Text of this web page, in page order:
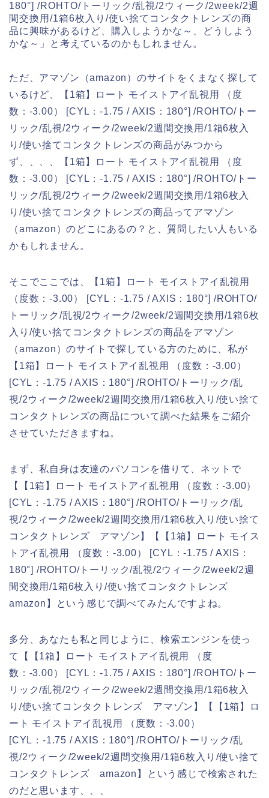
180°] /ROHTO/トーリック/乱視/2ウィーク/2week/2週
間交換用/1箱6枚入り/使い捨てコンタクトレンズの商
品に興味があるけど、購入しようかな～、どうしよう
かな～」と考えているのかもしれません。
ただ、アマゾン（amazon）のサイトをくまなく探して
いるけど、【1箱】ロート モイストアイ乱視用 （度
数：-3.00） [CYL：-1.75 / AXIS：180°] /ROHTO/トー
リック/乱視/2ウィーク/2week/2週間交換用/1箱6枚入
り/使い捨てコンタクトレンズの商品がみつから
ず、、、、【1箱】ロート モイストアイ乱視用 （度
数：-3.00） [CYL：-1.75 / AXIS：180°] /ROHTO/トー
リック/乱視/2ウィーク/2week/2週間交換用/1箱6枚入
り/使い捨てコンタクトレンズの商品ってアマゾン
（amazon）のどこにあるの？と、質問したい人もいる
かもしれません。
そこでここでは、【1箱】ロート モイストアイ乱視用
（度数：-3.00） [CYL：-1.75 / AXIS：180°] /ROHTO/
トーリック/乱視/2ウィーク/2week/2週間交換用/1箱6枚
入り/使い捨てコンタクトレンズの商品をアマゾン
（amazon）のサイトで探している方のために、私が
【1箱】ロート モイストアイ乱視用 （度数：-3.00）
[CYL：-1.75 / AXIS：180°] /ROHTO/トーリック/乱
視/2ウィーク/2week/2週間交換用/1箱6枚入り/使い捨て
コンタクトレンズの商品について調べた結果をご紹介
させていただきますね。
まず、私自身は友達のパソコンを借りて、ネットで
【【1箱】ロート モイストアイ乱視用 （度数：-3.00）
[CYL：-1.75 / AXIS：180°] /ROHTO/トーリック/乱
視/2ウィーク/2week/2週間交換用/1箱6枚入り/使い捨て
コンタクトレンズ アマゾン】【【1箱】ロート モイス
トアイ乱視用 （度数：-3.00） [CYL：-1.75 / AXIS：
180°] /ROHTO/トーリック/乱視/2ウィーク/2week/2週
間交換用/1箱6枚入り/使い捨てコンタクトレンズ
amazon】という感じで調べてみたんですよね。
多分、あなたも私と同じように、検索エンジンを使っ
て【【1箱】ロート モイストアイ乱視用 （度
数：-3.00） [CYL：-1.75 / AXIS：180°] /ROHTO/トー
リック/乱視/2ウィーク/2week/2週間交換用/1箱6枚入
り/使い捨てコンタクトレンズ アマゾン】【【1箱】ロ
ート モイストアイ乱視用 （度数：-3.00）
[CYL：-1.75 / AXIS：180°] /ROHTO/トーリック/乱
視/2ウィーク/2week/2週間交換用/1箱6枚入り/使い捨て
コンタクトレンズ amazon】という感じで検索された
のだと思います、、、